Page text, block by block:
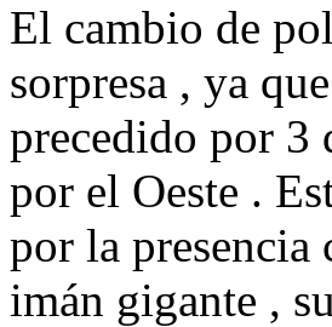
El cambio de
sorpresa , ya
precedido por 3
por el Oeste .
por la presencia
imán gigante ,